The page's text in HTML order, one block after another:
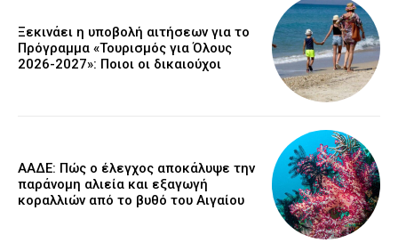
Ξεκινάει η υποβολή αιτήσεων για το
Πρόγραμμα «Τουρισμός για Όλους
2026-2027»: Ποιοι οι δικαιούχοι
ΑΑΔΕ: Πώς ο έλεγχος αποκάλυψε την
παράνομη αλιεία και εξαγωγή
κοραλλιών από το βυθό του Αιγαίου